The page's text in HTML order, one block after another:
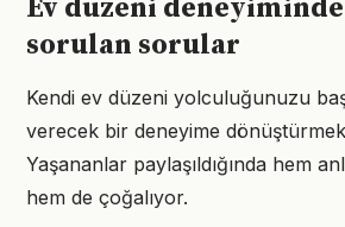
Ev düzeni deneyiminde
sorulan sorular
Kendi ev düzeni yolculuğunuzu
verecek bir deneyime
Yaşananlar paylaşıldığında hem
hem de çoğalıyor.